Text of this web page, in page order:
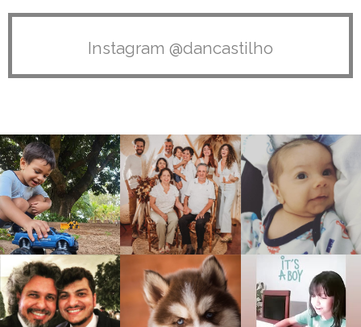
Instagram @dancastilho